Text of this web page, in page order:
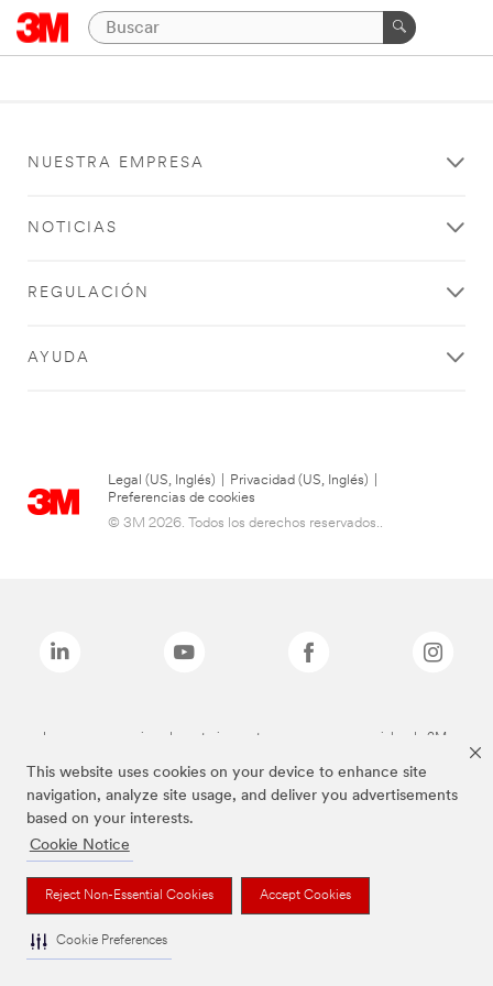
This website uses cookies on your device to enhance site
navigation, analyze site usage, and deliver you advertisements
based on your interests.
Cookie Notice
Reject Non-Essential Cookies Accept Cookies
Cookie Preferences
NUESTRA EMPRESA
NOTICIAS
REGULACIÓN
AYUDA
Legal (US, Inglés) Privacidad (US, Inglés)
Preferencias de cookies
© 3M 2026. Todos los derechos reservados..
Las marcas mencionadas anteriormente son marcas comerciales de 3M.